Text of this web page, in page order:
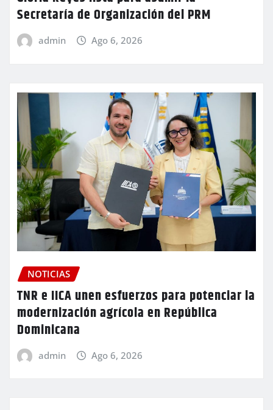
Secretaría de Organización del PRM
admin Ago 6, 2026
NOTICIAS
TNR e IICA unen esfuerzos para potenciar la
modernización agrícola en República
Dominicana
admin Ago 6, 2026